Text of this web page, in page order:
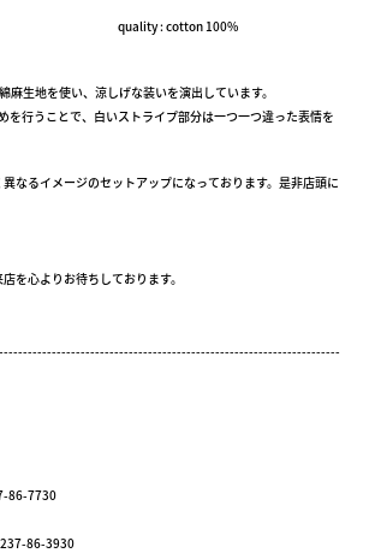
quality : cotton 100%
麻生地を使い、涼しげな装いを演出しています。
を行うことで、白いストライプ部分は一つ一つ違った表情を
なるイメージのセットアップになっております。是非店頭に
を心よりお待ちしております。
86-7730
86-3930